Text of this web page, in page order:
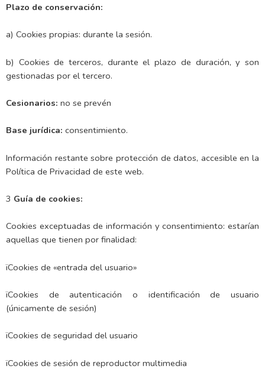
Plazo de conservación:
a) Cookies propias: durante la sesión.
b) Cookies de terceros, durante el plazo de duración, y son
gestionadas por el tercero.
Cesionarios: no se prevén
Base jurídica: consentimiento.
Información restante sobre protección de datos, accesible en la
Política de Privacidad de este web.
3 Guía de cookies:
Cookies exceptuadas de información y consentimiento: estarían
aquellas que tienen por finalidad:
ïCookies de «entrada del usuario»
ïCookies de autenticación o identificación de usuario
(únicamente de sesión)
ïCookies de seguridad del usuario
ïCookies de sesión de reproductor multimedia